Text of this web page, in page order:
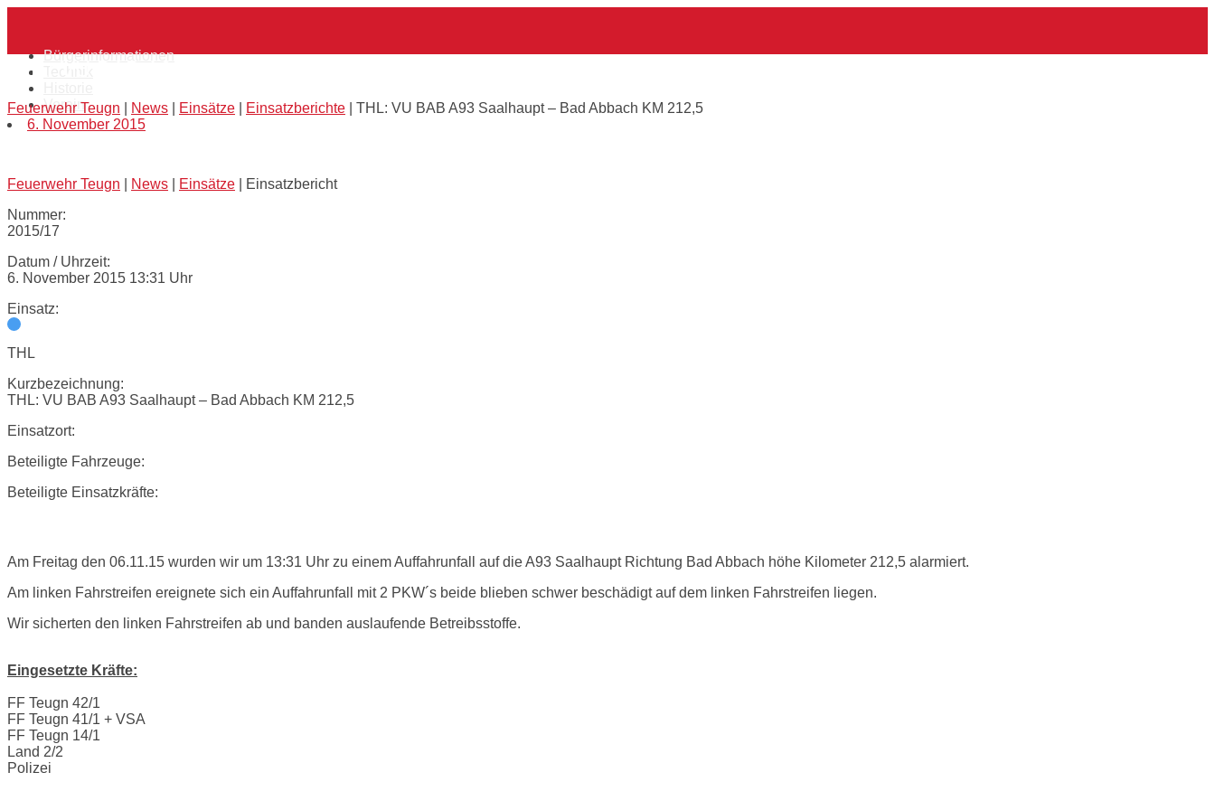
content
Bürgerinformationen
Verein
THL: VU BAB A93 Saalhaupt – Bad Abbach KM 212,5
Feuerwehr Teugn News Einsätze Einsatzberichte
THL: VU BAB A93 Saalhaupt – Bad Abbach KM 212,5
6. November 2015
Feuerwehr Teugn News Einsätze
Einsatzbericht
Nummer:
2015/17
Datum / Uhrzeit:
6. November 2015 13:31 Uhr
Einsatz:
THL
Kurzbezeichnung:
THL: VU BAB A93 Saalhaupt – Bad Abbach KM 212,5
Einsatzort:
Beteiligte Fahrzeuge:
Beteiligte Einsatzkräfte:
Am Freitag den 06.11.15 wurden wir um 13:31 Uhr zu einem Auffahrunfall auf die A93 Saalhaupt Richtung Bad Abbach höhe Kilometer 212,5 alarmiert.
Am linken Fahrstreifen ereignete sich ein Auffahrunfall mit 2 PKW´s beide blieben schwer beschädigt auf dem linken Fahrstreifen liegen.
Wir sicherten den linken Fahrstreifen ab und banden auslaufende Betreibsstoffe.
Eingesetzte Kräfte:
FF Teugn 42/1
FF Teugn 41/1 + VSA
FF Teugn 14/1
Land 2/2
Polizei